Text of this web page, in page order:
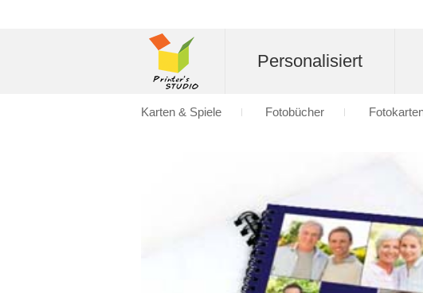
Personalisiert
Karten & Spiele Fotobücher